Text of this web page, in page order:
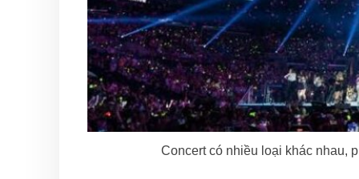
Concert có nhiều loại khác nhau,